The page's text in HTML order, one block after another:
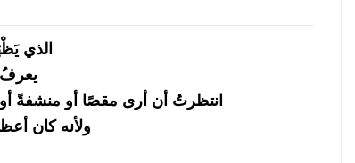
الذي
يعرفُ
انتظرتُ أن أرى مقصًا أو منشفةً
ولأنه كان